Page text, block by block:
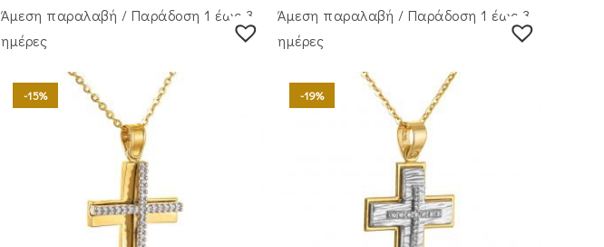
Άμεση παραλαβή / Παράδoση 1 έως 3
ημέρες
-15%
Άμεση παραλαβή / Παράδoση 1 έως 3
ημέρες
-19%